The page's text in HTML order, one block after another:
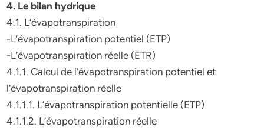
4. Le bilan hydrique
4.1. L’évapotranspiration
-L’évapotranspiration potentiel (ETP)
-L’évapotranspiration réelle (ETR)
4.1.1. Calcul de l’évapotranspiration potentiel et
l’évapotranspiration réelle
4.1.1.1. L’évapotranspiration potentielle (ETP)
4.1.1.2. L’évapotranspiration réelle